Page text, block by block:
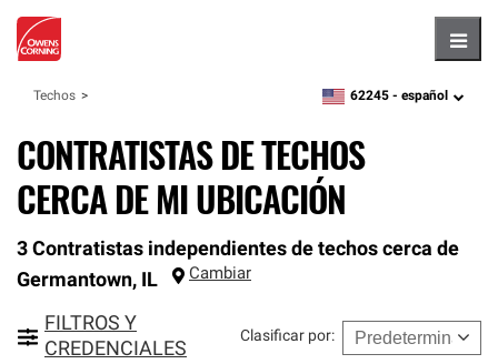
Techos zipcode,language
62245 - español
CONTRATISTAS DE TECHOS
CERCA DE MI UBICACIÓN
3 Contratistas independientes de techos cerca de
Germantown, IL Cambiar
FILTROS Y
CREDENCIALES
Clasificar por: